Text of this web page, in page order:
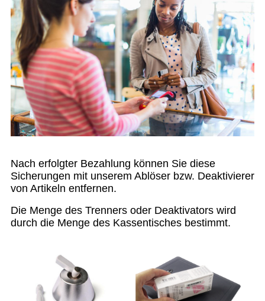
Nach erfolgter Bezahlung können Sie diese
Sicherungen mit unserem Ablöser bzw. Deaktivierer
von Artikeln entfernen.
Die Menge des Trenners oder Deaktivators wird
durch die Menge des Kassentisches bestimmt.